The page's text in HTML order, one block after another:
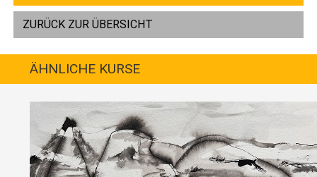
ÄHNLICHE KURSE
ZURÜCK ZUR ÜBERSICHT